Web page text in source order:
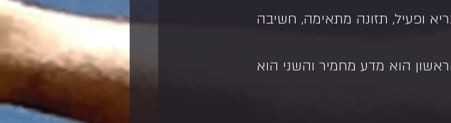
בריא ופעיל, תזונה מתאימה, חשיבה
הוא מדע מחמיר והשני הוא